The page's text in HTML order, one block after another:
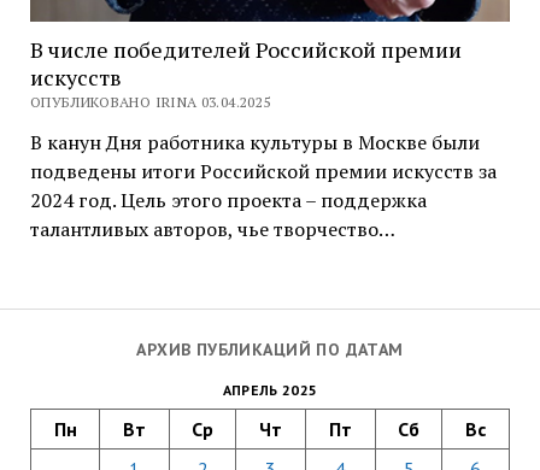
АРХИВ ПУБЛИКАЦИЙ ПО ДАТАМ
АПРЕЛЬ 2025
Пн Вт Ср Чт Пт Сб Вс
В числе победителей Российской премии
искусств
ОПУБЛИКОВАНО IRINA 03.04.2025
В канун Дня работника культуры в Москве были
подведены итоги Российской премии искусств за
2024 год. Цель этого проекта – поддержка
талантливых авторов, чье творчество…